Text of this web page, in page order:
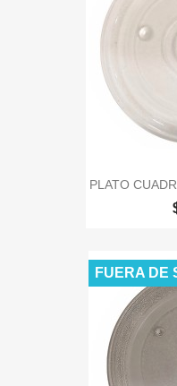
PLATO
FUERA DE